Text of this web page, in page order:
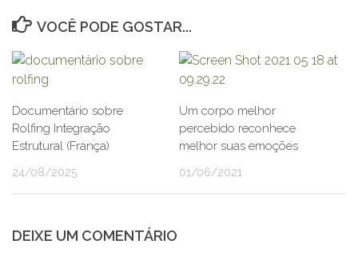
VOCÊ PODE GOSTAR...
Documentário sobre
Rolfing Integração
Estrutural (França)
24/08/2025
Um corpo melhor
percebido reconhece
melhor suas emoções
01/06/2021
DEIXE UM COMENTÁRIO